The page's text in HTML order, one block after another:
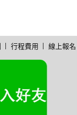
行程費用 線上報名